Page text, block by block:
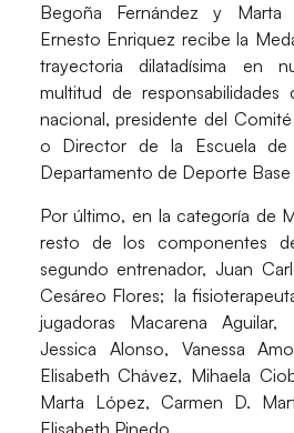
Begoña Fernández y Marta
Ernesto Enriquez recibe la
trayectoria dilatadísima en
multitud de responsabilidades
nacional, presidente del
o Director de la Escuela de
Departamento de Deporte
Por último, en la categoría de
resto de los componentes
segundo entrenador, Juan
Cesáreo Flores; la
jugadoras Macarena
Jessica Alonso, Vanessa
Elisabeth Chávez, Mihaela
Marta López, Carmen D.
Elisabeth Pinedo.